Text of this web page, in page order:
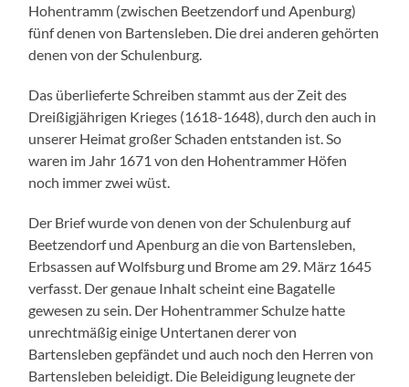
Hohentramm (zwischen Beetzendorf und Apenburg)
fünf denen von Bartensleben. Die drei anderen gehörten
denen von der Schulenburg.
Das überlieferte Schreiben stammt aus der Zeit des
Dreißigjährigen Krieges (1618-1648), durch den auch in
unserer Heimat großer Schaden entstanden ist. So
waren im Jahr 1671 von den Hohentrammer Höfen
noch immer zwei wüst.
Der Brief wurde von denen von der Schulenburg auf
Beetzendorf und Apenburg an die von Bartensleben,
Erbsassen auf Wolfsburg und Brome am 29. März 1645
verfasst. Der genaue Inhalt scheint eine Bagatelle
gewesen zu sein. Der Hohentrammer Schulze hatte
unrechtmäßig einige Untertanen derer von
Bartensleben gepfändet und auch noch den Herren von
Bartensleben beleidigt. Die Beleidigung leugnete der